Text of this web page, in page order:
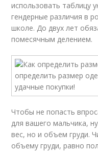
использовать таблицу
гендерные различия в
школе. До двух лет
помесячным делением.
Чтобы не попасть
для вашего мальчика,
вес, но и объем груди.
объему груди, равно